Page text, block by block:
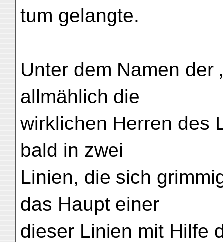
tum gelangte.
Unter dem Namen der
allmählich die
wirklichen Herren des
bald in zwei
Linien, die sich
das Haupt einer
dieser Linien mit Hilfe